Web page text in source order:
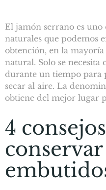
El jamón serrano es uno
naturales que podemos
obtención, en la mayoría
natural. Solo se
durante un tiempo para
secar al aire. La
obtiene del mejor lugar
4